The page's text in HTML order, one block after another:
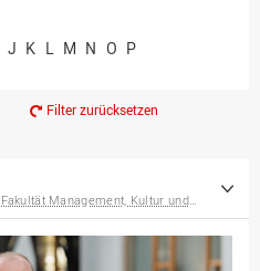
Professor*innen im
J K L M N O P
Filter zurücksetzen
Fakultät Management, Kultur und Technik